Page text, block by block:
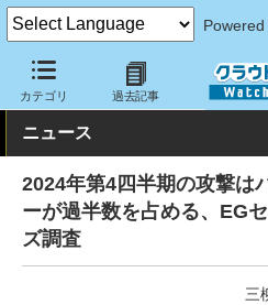
Powered
カテゴリ 過去記事
クラウド Watch トピック 調査・
ニュース
2024年第4四半期の攻撃は
ーが過半数を占める、EG
ズ調査
三